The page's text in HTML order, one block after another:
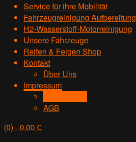
Service für ihre Mobilität
Fahrzeugreinigung Aufbereitung
H2-Wasserstoff-Motorreinigung
Unsere Fahrzeuge
Reifen & Felgen Shop
Kontakt
Über Uns
Impressum
AGB
(0) - 0,00 €